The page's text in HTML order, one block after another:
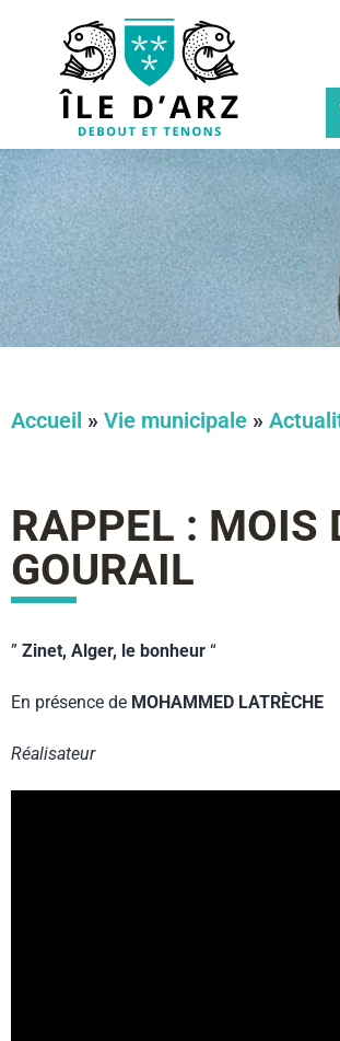
Accueil » Vie municipale »
RAPPEL : MOIS
GOURAIL
” Zinet, Alger, le bonheur “
En présence de MOHAMMED LATRÈCHE
Réalisateur